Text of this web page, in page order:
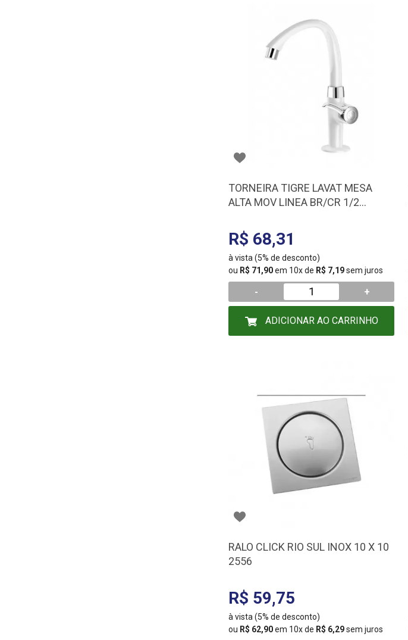
TORNEIRA TIGRE LAVAT MESA
ALTA MOV LINEA BR/CR 1/2
R$ 68,31
à vista (5% de desconto)
ou R$ 71,90em 10x de R$ 7,19sem juros
- +
ADICIONAR AO CARRINHO
RALO CLICK RIO SUL INOX 10 X 10
2556
R$ 59,75
à vista (5% de desconto)
ou R$ 62,90em 10x de R$ 6,29sem juros